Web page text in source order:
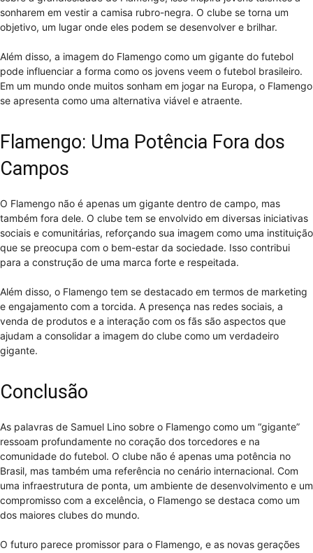
sonharem em vestir a camisa rubro-negra. O clube se torna um
objetivo, um lugar onde eles podem se desenvolver e brilhar.
Além disso, a imagem do Flamengo como um gigante do futebol
pode influenciar a forma como os jovens veem o futebol brasileiro.
Em um mundo onde muitos sonham em jogar na Europa, o Flamengo
se apresenta como uma alternativa viável e atraente.
Flamengo: Uma Potência Fora dos
Campos
O Flamengo não é apenas um gigante dentro de campo, mas
também fora dele. O clube tem se envolvido em diversas iniciativas
sociais e comunitárias, reforçando sua imagem como uma instituição
que se preocupa com o bem-estar da sociedade. Isso contribui
para a construção de uma marca forte e respeitada.
Além disso, o Flamengo tem se destacado em termos de marketing
e engajamento com a torcida. A presença nas redes sociais, a
venda de produtos e a interação com os fãs são aspectos que
ajudam a consolidar a imagem do clube como um verdadeiro
gigante.
Conclusão
As palavras de Samuel Lino sobre o Flamengo como um “gigante”
ressoam profundamente no coração dos torcedores e na
comunidade do futebol. O clube não é apenas uma potência no
Brasil, mas também uma referência no cenário internacional. Com
uma infraestrutura de ponta, um ambiente de desenvolvimento e um
compromisso com a excelência, o Flamengo se destaca como um
dos maiores clubes do mundo.
O futuro parece promissor para o Flamengo, e as novas gerações